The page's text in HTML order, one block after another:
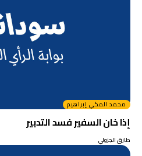
محمد المكي إبراهيم
إذا خان السفير فسد التدبير
طارق الجزولي